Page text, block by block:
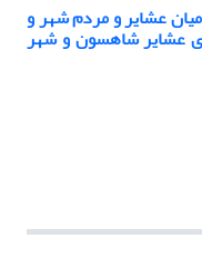
عشایر و مردم شهر و
عشایر شاهسون و شهر